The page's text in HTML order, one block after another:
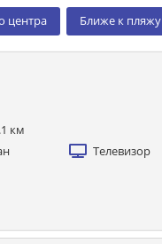
центра Ближе к пляжу
км
Телевизор